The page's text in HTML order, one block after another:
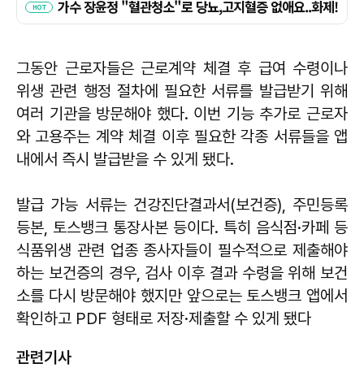
그동안 근로자들은 근로계약 체결 후 급여 수령이나
위생 관련 행정 절차에 필요한 서류를 발급받기 위해
여러 기관을 방문해야 했다. 이번 기능 추가로 근로자
와 고용주는 계약 체결 이후 필요한 각종 서류들을 앱
내에서 즉시 발급받을 수 있게 됐다.
발급 가능 서류는 건강진단결과서(보건증), 주민등록
등본, 토스뱅크 통장사본 등이다. 특히 음식점·카페 등
식품위생 관련 업종 종사자들이 필수적으로 제출해야
하는 보건증의 경우, 검사 이후 결과 수령을 위해 보건
소를 다시 방문해야 했지만 앞으로는 토스뱅크 앱에서
확인하고 PDF 형태로 저장·제출할 수 있게 됐다
관련기사